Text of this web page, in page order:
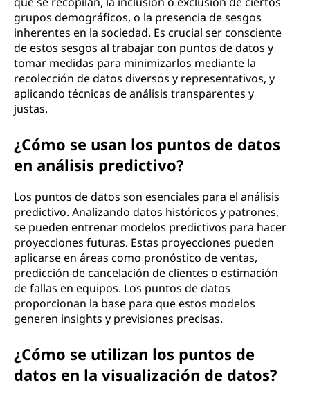
grupos demográficos, o la presencia de sesgos
inherentes en la sociedad. Es crucial ser consciente
de estos sesgos al trabajar con puntos de datos y
tomar medidas para minimizarlos mediante la
recolección de datos diversos y representativos, y
aplicando técnicas de análisis transparentes y
justas.
¿Cómo se usan los puntos de datos
en análisis predictivo?
Los puntos de datos son esenciales para el análisis
predictivo. Analizando datos históricos y patrones,
se pueden entrenar modelos predictivos para hacer
proyecciones futuras. Estas proyecciones pueden
aplicarse en áreas como pronóstico de ventas,
predicción de cancelación de clientes o estimación
de fallas en equipos. Los puntos de datos
proporcionan la base para que estos modelos
generen insights y previsiones precisas.
¿Cómo se utilizan los puntos de
datos en la visualización de datos?